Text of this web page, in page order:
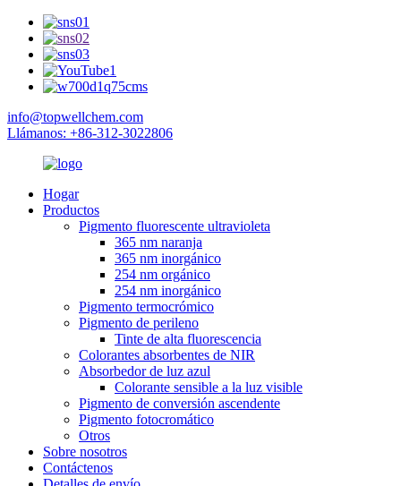
info@topwellchem.com
Llámanos: +86-312-3022806
Hogar
Productos
Pigmento fluorescente ultravioleta
365 nm naranja
365 nm inorgánico
254 nm orgánico
254 nm inorgánico
Pigmento termocrómico
Pigmento de perileno
Tinte de alta fluorescencia
Colorantes absorbentes de NIR
Absorbedor de luz azul
Colorante sensible a la luz visible
Pigmento de conversión ascendente
Pigmento fotocromático
Otros
Sobre nosotros
Contáctenos